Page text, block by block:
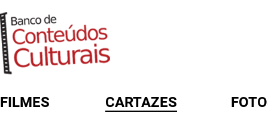
FILMES CARTAZES